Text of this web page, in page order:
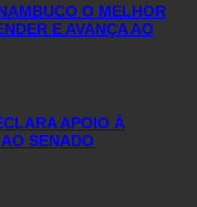
O MELHOR
E AVANÇA AO
APOIO À
SENADO